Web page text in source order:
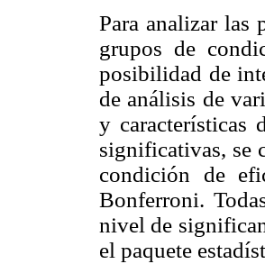
Para analizar las
grupos de
posibilidad de
de análisis de
y características
significativas, se
condición de
Bonferroni.
nivel de
el paquete